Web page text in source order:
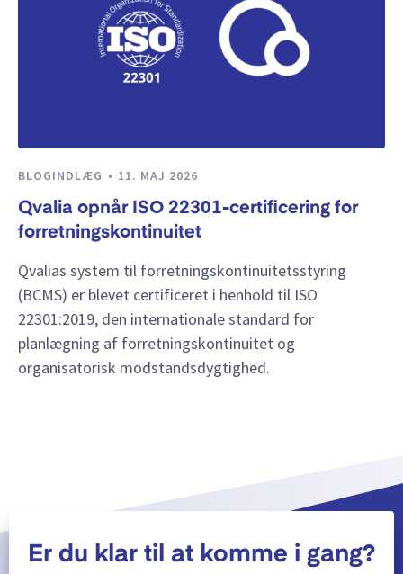
BLOGINDLÆG 11. MAJ 2026
Qvalia opnår ISO 22301-certificering for
forretningskontinuitet
Qvalias system til forretningskontinuitetsstyring
(BCMS) er blevet certificeret i henhold til ISO
22301:2019, den internationale standard for
planlægning af forretningskontinuitet og
organisatorisk modstandsdygtighed.
Er du klar til at komme i gang?